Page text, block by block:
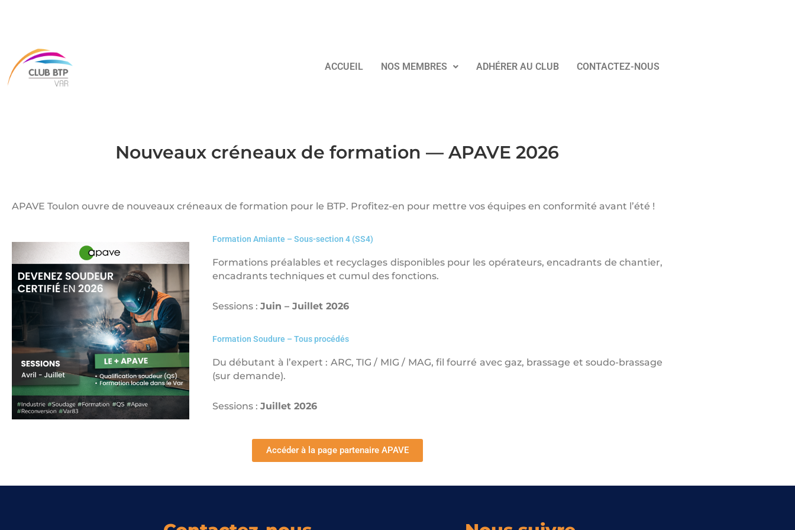
ACCUEIL NOS MEMBRES ADHÉRER AU CLUB CONTACTEZ-NOUS
Nouveaux créneaux de formation — APAVE 2026
APAVE Toulon ouvre de nouveaux créneaux de formation pour le BTP. Profitez-en pour mettre vos équipes en conformité avant l’été !
Formation Amiante – Sous-section 4 (SS4)
Formations préalables et recyclages disponibles pour les opérateurs, encadrants de chantier,
encadrants techniques et cumul des fonctions.
Sessions :Juin – Juillet 2026
Formation Soudure – Tous procédés
Du débutant à l’expert : ARC, TIG / MIG / MAG, fil fourré avec gaz, brassage et soudo-brassage
(sur demande).
Sessions :Juillet 2026
Accéder à la page partenaire APAVE